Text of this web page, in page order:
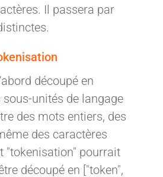
Il passera par
découpé en
unités de langage
des mots entiers, des
des caractères
"tokenisation" pourrait
découpé en ["token",